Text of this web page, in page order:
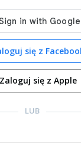
się z
Zaloguj się z Apple
LUB